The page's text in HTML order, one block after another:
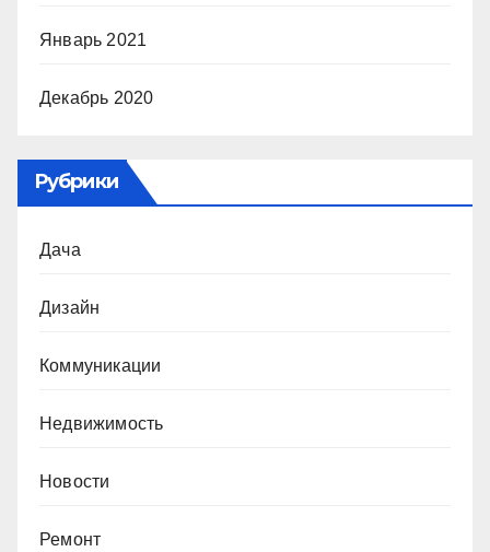
Январь 2021
Декабрь 2020
Рубрики
Дача
Дизайн
Коммуникации
Недвижимость
Новости
Ремонт